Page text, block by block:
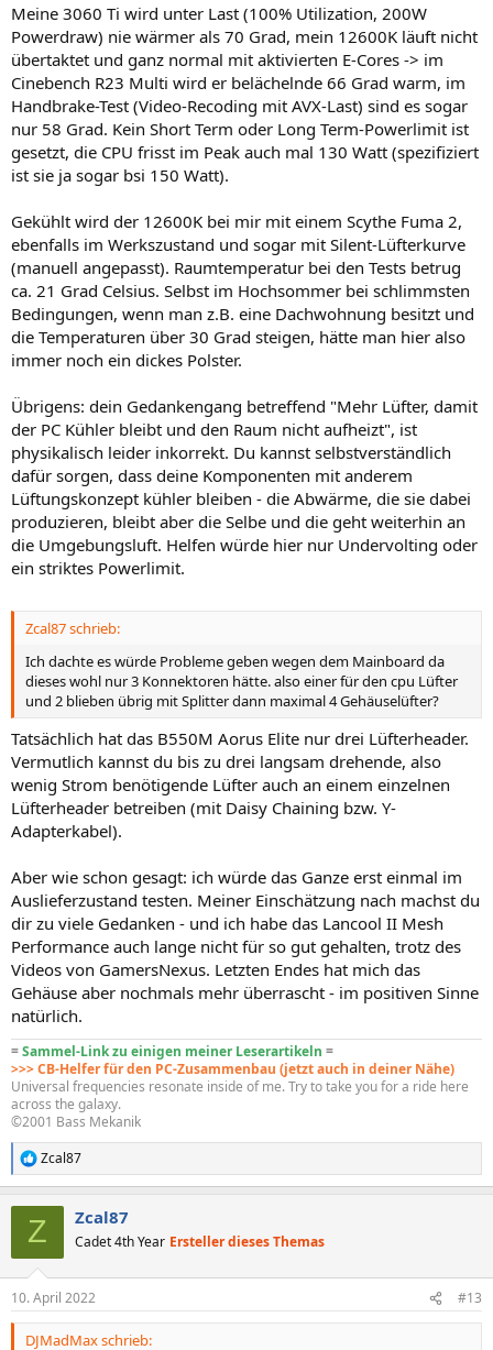
Meine 3060 Ti wird unter Last (100% Utilization, 200W
Powerdraw) nie wärmer als 70 Grad, mein 12600K läuft nicht
übertaktet und ganz normal mit aktivierten E-Cores -> im
Cinebench R23 Multi wird er belächelnde 66 Grad warm, im
Handbrake-Test (Video-Recoding mit AVX-Last) sind es sogar
nur 58 Grad. Kein Short Term oder Long Term-Powerlimit ist
gesetzt, die CPU frisst im Peak auch mal 130 Watt (spezifiziert
ist sie ja sogar bsi 150 Watt).
Gekühlt wird der 12600K bei mir mit einem Scythe Fuma 2,
ebenfalls im Werkszustand und sogar mit Silent-Lüfterkurve
(manuell angepasst). Raumtemperatur bei den Tests betrug
ca. 21 Grad Celsius. Selbst im Hochsommer bei schlimmsten
Bedingungen, wenn man z.B. eine Dachwohnung besitzt und
die Temperaturen über 30 Grad steigen, hätte man hier also
immer noch ein dickes Polster.
Übrigens: dein Gedankengang betreffend "Mehr Lüfter, damit
der PC Kühler bleibt und den Raum nicht aufheizt", ist
physikalisch leider inkorrekt. Du kannst selbstverständlich
dafür sorgen, dass deine Komponenten mit anderem
Lüftungskonzept kühler bleiben - die Abwärme, die sie dabei
produzieren, bleibt aber die Selbe und die geht weiterhin an
die Umgebungsluft. Helfen würde hier nur Undervolting oder
ein striktes Powerlimit.
Zcal87 schrieb:
Ich dachte es würde Probleme geben wegen dem Mainboard da
dieses wohl nur 3 Konnektoren hätte. also einer für den cpu Lüfter
und 2 blieben übrig mit Splitter dann maximal 4 Gehäuselüfter?
Tatsächlich hat das B550M Aorus Elite nur drei Lüfterheader.
Vermutlich kannst du bis zu drei langsam drehende, also
wenig Strom benötigende Lüfter auch an einem einzelnen
Lüfterheader betreiben (mit Daisy Chaining bzw. Y-
Adapterkabel).
Aber wie schon gesagt: ich würde das Ganze erst einmal im
Auslieferzustand testen. Meiner Einschätzung nach machst du
dir zu viele Gedanken - und ich habe das Lancool II Mesh
Performance auch lange nicht für so gut gehalten, trotz des
Videos von GamersNexus. Letzten Endes hat mich das
Gehäuse aber nochmals mehr überrascht - im positiven Sinne
natürlich.
=Sammel-Link zu einigen meiner Leserartikeln =
>>> CB-Helfer für den PC-Zusammenbau (jetzt auch in deiner Nähe)
Universal frequencies resonate inside of me. Try to take you for a ride here
across the galaxy.
©2001 Bass Mekanik
R
e
e
n
Zcal87
Z Zcal87
Cadet 4th Year Ersteller dieses Themas
10. April 2022 #13
DJMadMax schrieb: